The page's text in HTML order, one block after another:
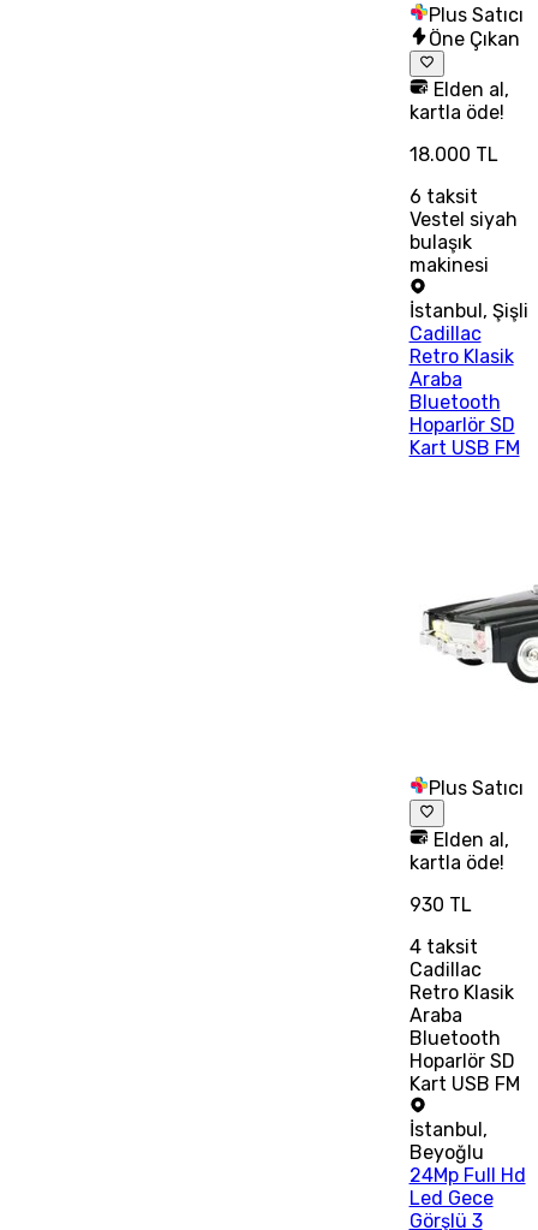
Plus Satıcı
Öne Çıkan
Elden al,
kartla öde!
18.000 TL
6 taksit
Vestel siyah
bulaşık
makinesi
İstanbul , Şişli
Cadillac
Retro Klasik
Araba
Bluetooth
Hoparlör SD
Kart USB FM
Plus Satıcı
Elden al,
kartla öde!
930 TL
4taksit
Cadillac
Retro Klasik
Araba
Bluetooth
Hoparlör SD
Kart USB FM
İstanbul,
Beyoğlu
24Mp Full Hd
Led Gece
Görşlü 3